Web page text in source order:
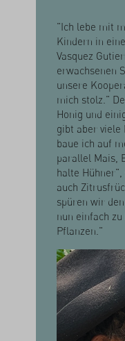
"Ich lebe mit
Kindern in
Vasquez
erwachsenen
unsere
mich stolz."
Honig und
gibt aber viele
baue ich auf
parallel Mais,
halte
auch
spüren wir
nun einfach
Pflanzen."